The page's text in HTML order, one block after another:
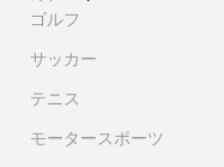
ゴルフ
サッカー
テニス
モータースポーツ